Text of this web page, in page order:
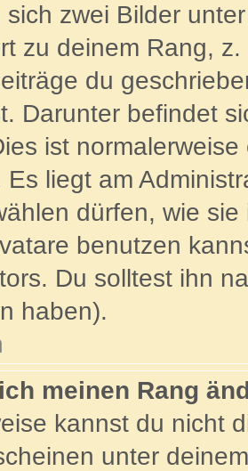
sich zwei Bilder
zu deinem Rang,
du
Darunter befindet
ist
liegt am
dürfen, wie
benutzen
Du solltest ihn
haben).
meinen Rang
kannst du nicht
unter